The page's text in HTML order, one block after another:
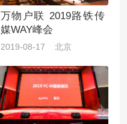
万物户联 2019路铁传
媒WAY峰会
2019-08-17 北京